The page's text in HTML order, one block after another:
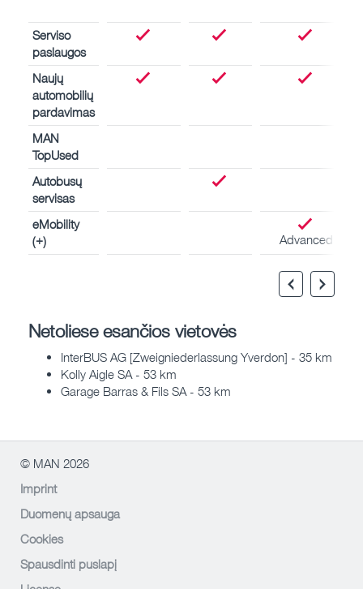
Serviso
paslaugos
Naujų
automobilių
pardavimas
MAN
TopUsed
Autobusų
servisas
eMobility
(+)
Advanced
Netoliese esančios vietovės
InterBUS AG [Zweigniederlassung Yverdon] - 35 km
Kolly Aigle SA - 53 km
Garage Barras & Fils SA - 53 km
© MAN 2026
Imprint
Duomenų apsauga
Cookies
Spausdinti puslapį